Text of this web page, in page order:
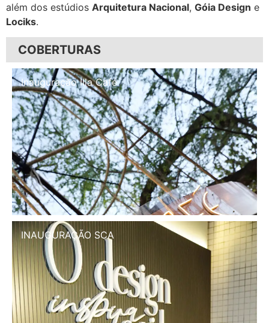
além dos estúdios Arquitetura Nacional, Góia Design e
Lociks.
COBERTURAS
Inauguração Illa Café
INAUGURAÇÃO SCA